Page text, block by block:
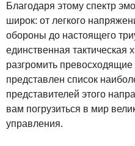
Благодаря этому спектр
широк: от легкого
обороны до настоящего
единственная тактическая
разгромить
представлен список
представителей этого
вам погрузиться в мир
управления.